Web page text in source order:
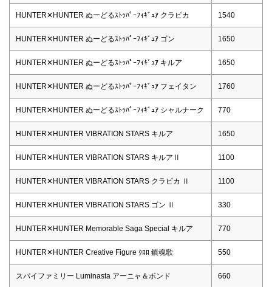
HUNTER✕HUNTER ぬーどるｽﾄｯﾊﾟｰﾌｨｷﾞｭｱ クラピカ 1540
HUNTER✕HUNTER ぬーどるｽﾄｯﾊﾟｰﾌｨｷﾞｭｱ ゴン 1650
HUNTER✕HUNTER ぬーどるｽﾄｯﾊﾟｰﾌｨｷﾞｭｱ キルア 1650
HUNTER✕HUNTER ぬーどるｽﾄｯﾊﾟｰﾌｨｷﾞｭｱ フェイタン 1760
HUNTER✕HUNTER ぬーどるｽﾄｯﾊﾟｰﾌｨｷﾞｭｱ シャルナーク 770
HUNTER✕HUNTER VIBRATION STARS キルア 1650
HUNTER✕HUNTER VIBRATION STARS キルアⅡ 1100
HUNTER✕HUNTER VIBRATION STARS クラピカ Ⅱ 1100
HUNTER✕HUNTER VIBRATION STARS ゴン Ⅱ 330
HUNTER✕HUNTER Memorable Saga Special キルア 770
HUNTER✕HUNTER Creative Figure ｸﾛﾛ 鎮魂歌 550
スパイファミリー Luminasta アーニャ＆ボンド 660